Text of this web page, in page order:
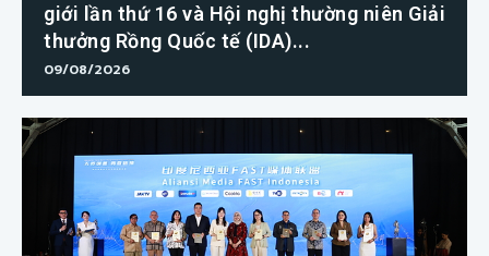
giới lần thứ 16 và Hội nghị thường niên Giải
thưởng Rồng Quốc tế (IDA)...
09/08/2026